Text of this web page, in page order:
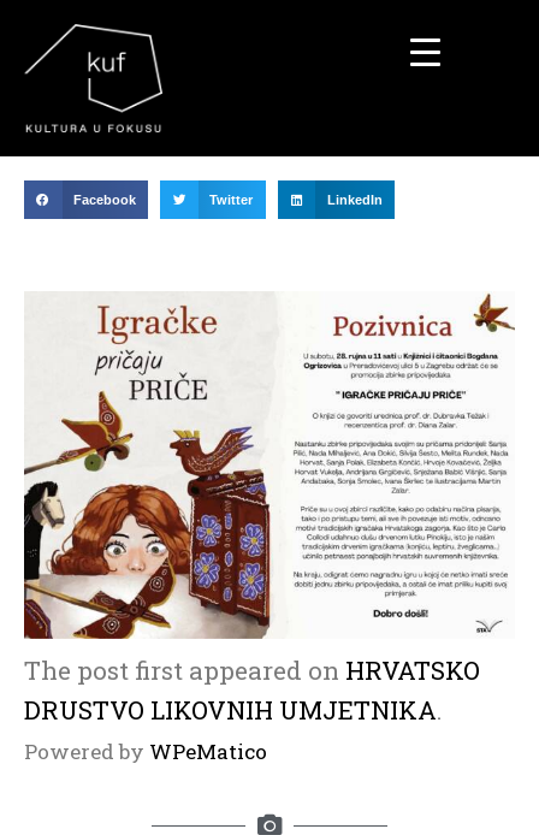
Facebook Twitter LinkedIn
The post first appeared on HRVATSKO
DRUSTVO LIKOVNIH UMJETNIKA.
Powered by WPeMatico